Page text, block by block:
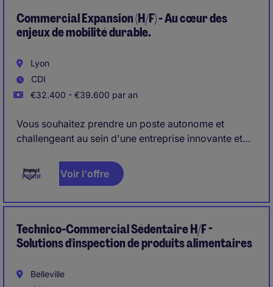
Commercial Expansion (H/F) - Au cœur des
enjeux de mobilité durable.
Lyon
CDI
€32.400 - €39.600 par an
Vous souhaitez prendre un poste autonome et
challengeant au sein d'une entreprise innovante et
Voir l'offre
Technico-Commercial Sédentaire H/F -
Solutions d'inspection de produits alimentaires
Belleville